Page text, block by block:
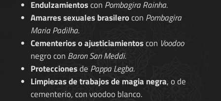
Endulzamientoscon Pombagira Rainha.
Amarres sexuales brasilerocon Pombagira
Maria Padilha.
Cementerios o ajusticiamientoscon Voodoo
negro con Baron San Meddi.
Proteccionesde Pappa Legba.
Limpiezas de trabajos de magia negra, o de
cementerio, con voodoo blanco.